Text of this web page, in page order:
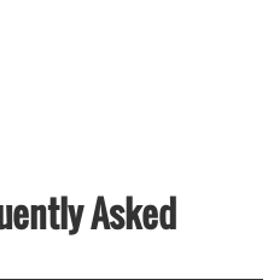
Asked